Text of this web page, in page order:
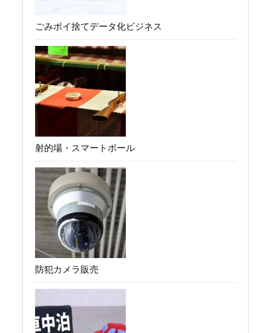
ごみポイ捨てデータ化ビジネス
射的場・スマートボール
防犯カメラ販売